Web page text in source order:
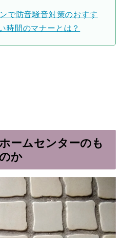
で防音騒音対策のおすす
時間のマナーとは？
ームセンターのも
か